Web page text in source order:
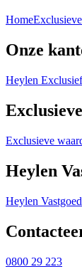
Home
Onze
Heylen
Exclusieve
Heylen
Heylen Vastgoed
0800 29 223